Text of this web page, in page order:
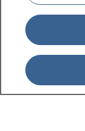
Om 1177
Kontakt